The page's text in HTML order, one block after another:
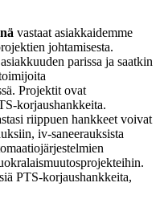
vastaat asiakkaidemme
johtamisesta.
parissa ja saatkin
Projektit ovat
korjaushankkeita.
riippuen hankkeet voivat
iv-saneerauksista
PTS-korjaushankkeita,